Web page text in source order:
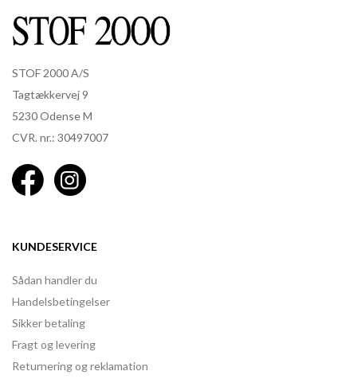
STOF 2000 A/S
Tagtækkervej 9
5230 Odense M
CVR. nr.: 30497007
KUNDESERVICE
Sådan handler du
Handelsbetingelser
Sikker betaling
Fragt og levering
Returnering og reklamation